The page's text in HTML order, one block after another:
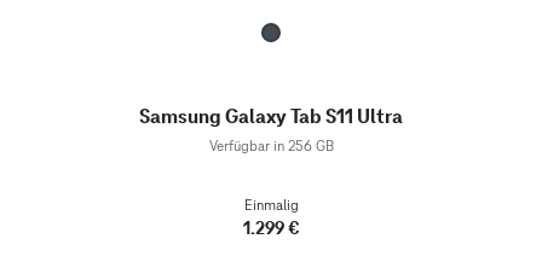
Samsung Galaxy Tab S11 Ultra
Verfügbar in 256 GB
Einmalig
1.299 €